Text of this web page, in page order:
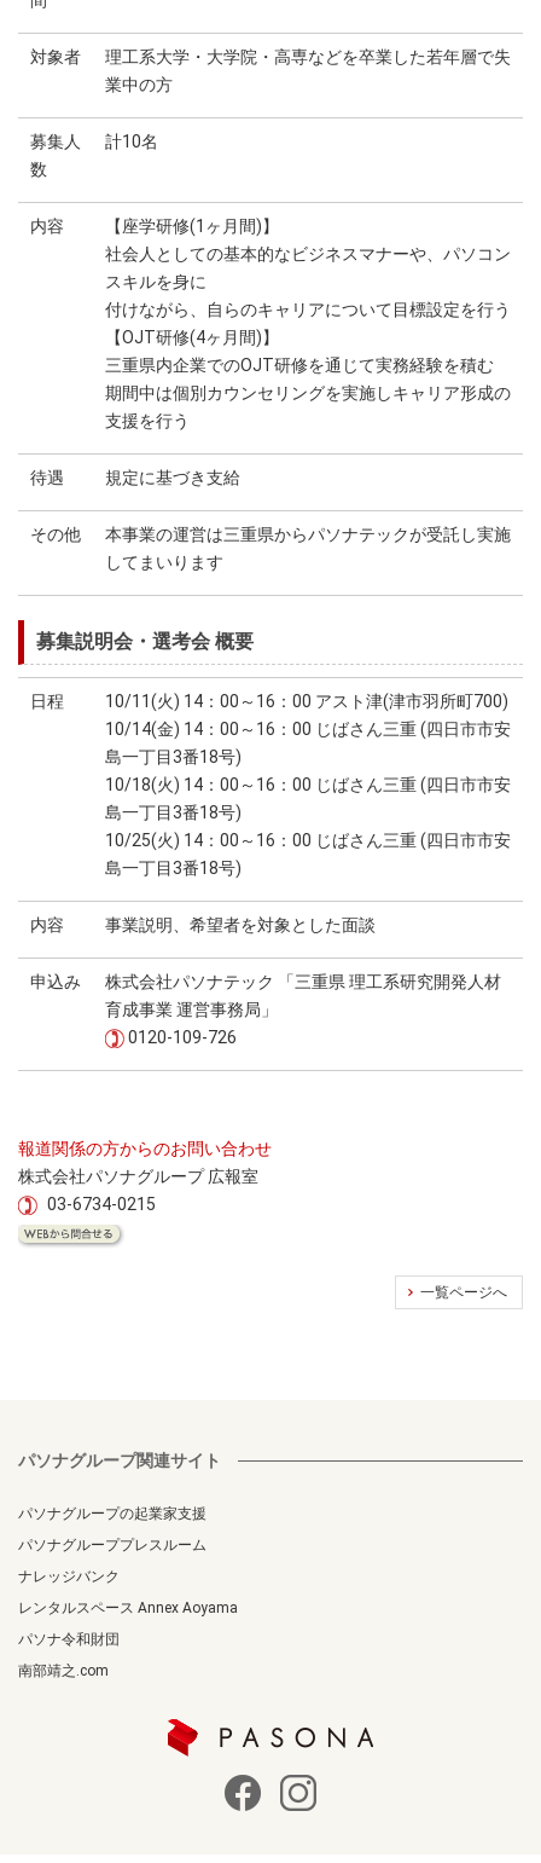
対象者
理工系大学・大学院・高専などを卒業した若年層で失
業中の方
募集人
数
計10名
内容
【座学研修(1ヶ月間)】
社会人としての基本的なビジネスマナーや、パソコン
スキルを身に
付けながら、自らのキャリアについて目標設定を行う
【OJT研修(4ヶ月間)】
三重県内企業でのOJT研修を通じて実務経験を積む
期間中は個別カウンセリングを実施しキャリア形成の
支援を行う
待遇 規定に基づき支給
その他
本事業の運営は三重県からパソナテックが受託し実施
してまいります
募集説明会・選考会 概要
日程
10/11(火) 14：00～16：00 アスト津(津市羽所町700)
10/14(金) 14：00～16：00 じばさん三重 (四日市市安
島一丁目3番18号)
10/18(火) 14：00～16：00 じばさん三重 (四日市市安
島一丁目3番18号)
10/25(火) 14：00～16：00 じばさん三重 (四日市市安
島一丁目3番18号)
内容 事業説明、希望者を対象とした面談
申込み
株式会社パソナテック 「三重県 理工系研究開発人材
育成事業 運営事務局」
0120-109-726
報道関係の方からのお問い合わせ
株式会社パソナグループ 広報室
03-6734-0215
一覧ページへ
パソナグループ関連サイト
パソナグループの起業家支援
パソナグループプレスルーム
ナレッジバンク
レンタルスペース Annex Aoyama
パソナ令和財団
南部靖之.com